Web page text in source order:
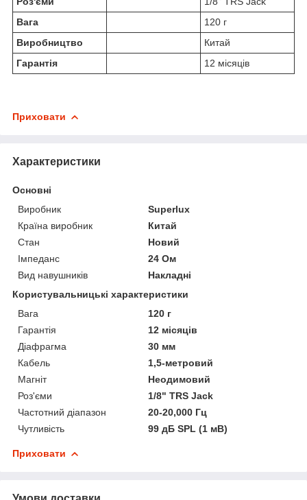
Вага
120 г
Виробництво
Китай
Гарантія
12 місяців
Приховати
Характеристики
Основні
Виробник
Superlux
Країна виробник
Китай
Стан
Новий
Імпеданс
24 Ом
Вид навушників
Накладні
Користувальницькі характеристики
Вага
120 г
Гарантія
12 місяців
Діафрагма
30 мм
Кабель
1,5-метровий
Магніт
Неодимовий
Роз'єми
1/8" TRS Jack
Частотний діапазон
20-20,000 Гц
Чутливість
99 дБ SPL (1 мВ)
Приховати